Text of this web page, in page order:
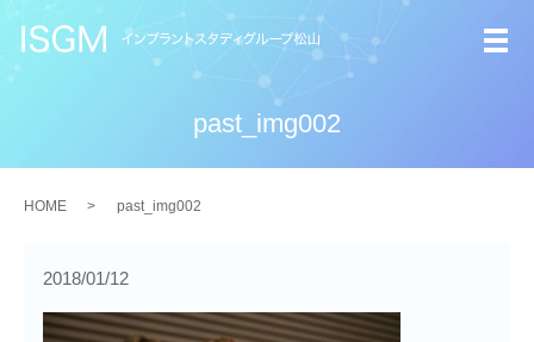
メ
past_img002
HOME past_img002
2018/01/12